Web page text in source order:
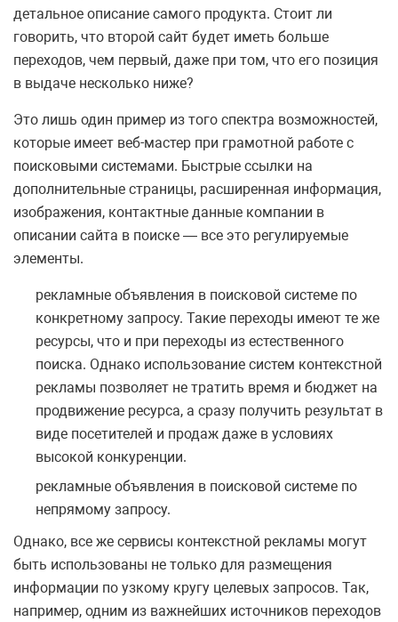
детальное описание самого продукта. Стоит ли
говорить, что второй сайт будет иметь больше
переходов, чем первый, даже при том, что его позиция
в выдаче несколько ниже?
Это лишь один пример из того спектра возможностей,
которые имеет веб-мастер при грамотной работе с
поисковыми системами. Быстрые ссылки на
дополнительные страницы, расширенная информация,
изображения, контактные данные компании в
описании сайта в поиске — все это регулируемые
элементы.
рекламные объявления в поисковой системе по
конкретному запросу. Такие переходы имеют те же
ресурсы, что и при переходы из естественного
поиска. Однако использование систем контекстной
рекламы позволяет не тратить время и бюджет на
продвижение ресурса, а сразу получить результат в
виде посетителей и продаж даже в условиях
высокой конкуренции.
рекламные объявления в поисковой системе по
непрямому запросу.
Однако, все же сервисы контекстной рекламы могут
быть использованы не только для размещения
информации по узкому кругу целевых запросов. Так,
например, одним из важнейших источников переходов